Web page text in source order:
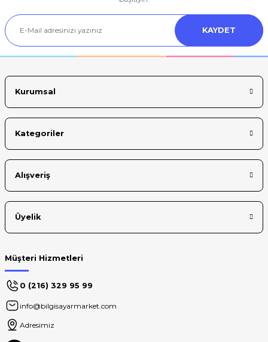
Ürün açıklamasında eksik bilgiler bulunuyor.
Ürün bilgilerinde hatalar bulunuyor.
KAYDET
Kurumsal
Kategoriler
Alışveriş
Üyelik
Müşteri Hizmetleri
0 (216) 329 95 99
info@bilgisayarmarket.com
Adresimiz